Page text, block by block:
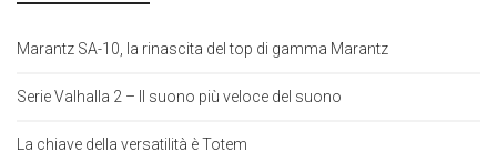
Marantz SA-10, la rinascita del top di gamma Marantz
Serie Valhalla 2 – Il suono più veloce del suono
La chiave della versatilità è Totem